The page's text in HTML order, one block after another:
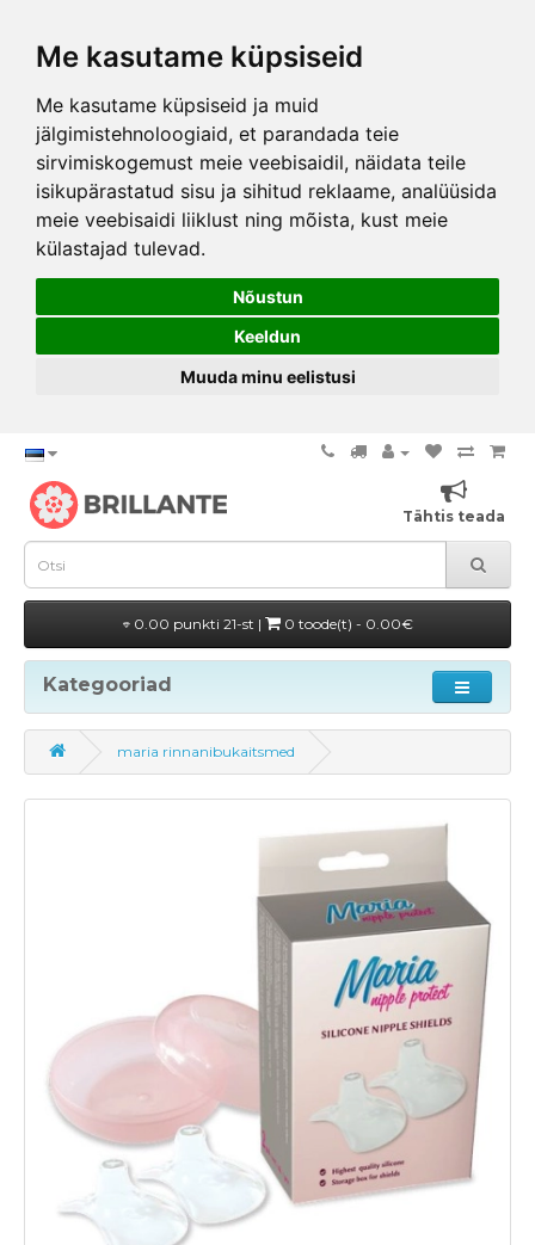
Me kasutame küpsiseid
Me kasutame küpsiseid ja muid
jälgimistehnoloogiaid, et parandada teie
sirvimiskogemust meie veebisaidil, näidata teile
isikupärastatud sisu ja sihitud reklaame, analüüsida
meie veebisaidi liiklust ning mõista, kust meie
külastajad tulevad.
Nõustun
Keeldun
Muuda minu eelistusi
Tähtis teada
0.00 punkti 21-st | 0 toode(t) - 0.00€
Kategooriad
maria rinnanibukaitsmed